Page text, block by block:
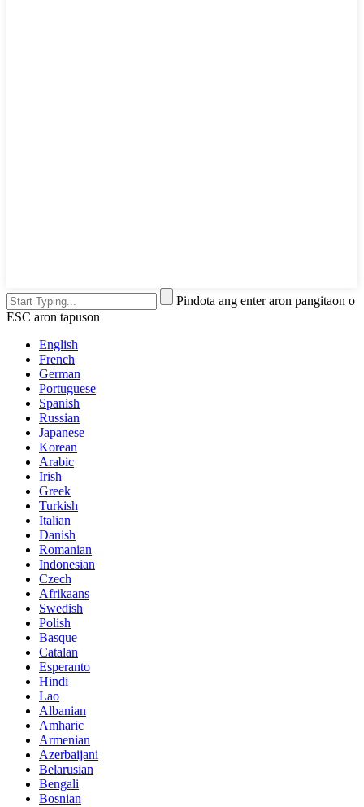
Pindota ang enter aron pangitaon o
ESC aron tapuson
English
French
German
Portuguese
Spanish
Russian
Japanese
Korean
Arabic
Irish
Greek
Turkish
Italian
Danish
Romanian
Indonesian
Czech
Afrikaans
Swedish
Polish
Basque
Catalan
Esperanto
Hindi
Lao
Albanian
Amharic
Armenian
Azerbaijani
Belarusian
Bengali
Bosnian